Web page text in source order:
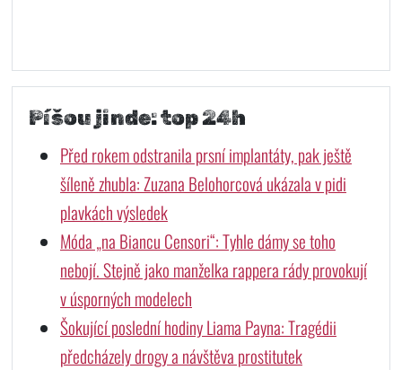
Píšou jinde: top 24h
Před rokem odstranila prsní implantáty, pak ještě
šíleně zhubla: Zuzana Belohorcová ukázala v pidi
plavkách výsledek
Móda „na Biancu Censori“: Tyhle dámy se toho
nebojí. Stejně jako manželka rappera rády provokují
v úsporných modelech
Šokující poslední hodiny Liama Payna: Tragédii
předcházely drogy a návštěva prostitutek